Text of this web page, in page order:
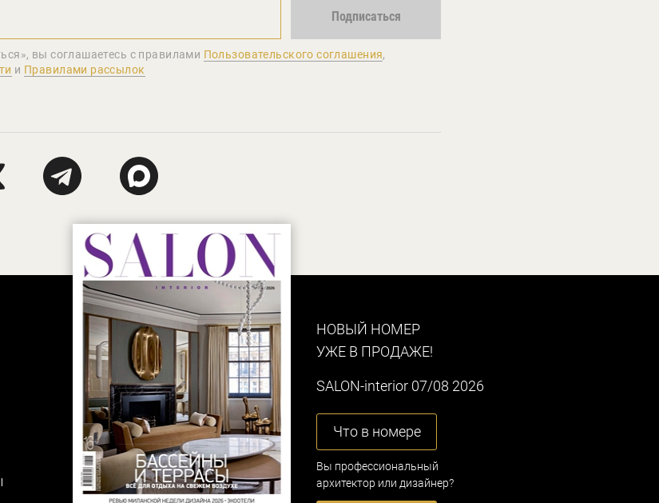
Подписаться
вы соглашаетеcь с правилами Пользовательского соглашения,
и Правилами рассылок
НОВЫЙ НОМЕР
УЖЕ В ПРОДАЖЕ!
SALON-interior 07/08 2026
Что в номере
Вы профессиональный
архитектор или дизайнер?